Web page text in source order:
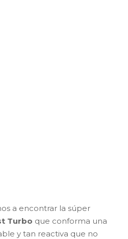
a encontrar la súper
Turbo que conforma una
y tan reactiva que no